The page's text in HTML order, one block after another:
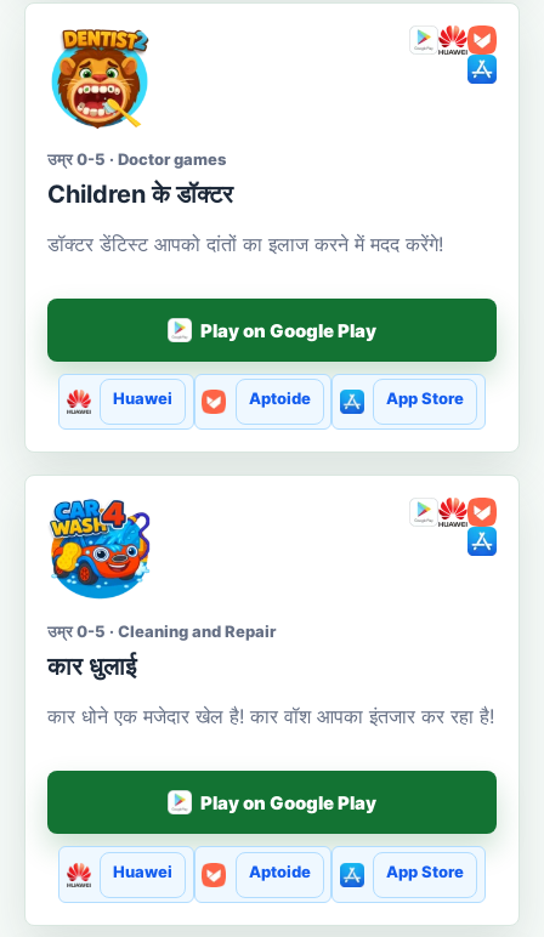
उम्र 0-5 · Doctor games
Сhildren के डॉक्टर
डॉक्टर डेंटिस्ट आपको दांतों का इलाज करने में मदद करेंगे!
Play on Google Play
Huawei Aptoide App Store
उम्र 0-5 · Cleaning and Repair
कार धुलाई
कार धोने एक मजेदार खेल है! कार वॉश आपका इंतजार कर रहा है!
Play on Google Play
Huawei Aptoide App Store